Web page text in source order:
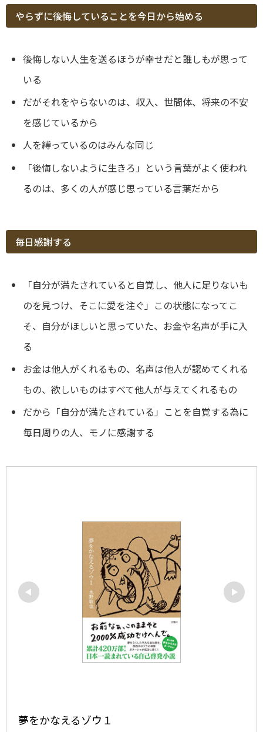
やらずに後悔していることを今日から始める
後悔しない人生を送るほうが幸せだと誰しもが思って
いる
だがそれをやらないのは、収入、世間体、将来の不安
を感じているから
人を縛っているのはみんな同じ
「後悔しないように生きろ」という言葉がよく使われ
るのは、多くの人が感じ思っている言葉だから
毎日感謝する
「自分が満たされていると自覚し、他人に足りないも
のを見つけ、そこに愛を注ぐ」この状態になってこ
そ、自分がほしいと思っていた、お金や名声が手に入
る
お金は他人がくれるもの、名声は他人が認めてくれる
もの、欲しいものはすべて他人が与えてくれるもの
だから「自分が満たされている」ことを自覚する為に
毎日周りの人、モノに感謝する
夢をかなえるゾウ１